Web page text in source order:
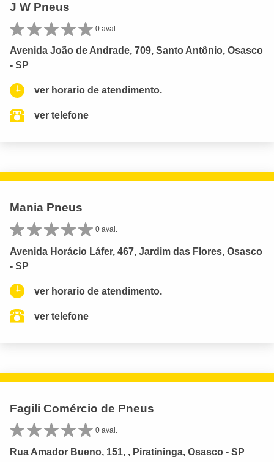
J W Pneus
0 aval.
Avenida João de Andrade, 709, Santo Antônio, Osasco
- SP
ver horario de atendimento.
ver telefone
Mania Pneus
0 aval.
Avenida Horácio Láfer, 467, Jardim das Flores, Osasco
- SP
ver horario de atendimento.
ver telefone
Fagili Comércio de Pneus
0 aval.
Rua Amador Bueno, 151, , Piratininga, Osasco - SP